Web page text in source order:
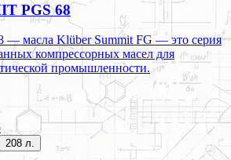
PGS 68
— масла Klüber Summit FG — это серия
компрессорных масел для
промышленности.
208 л.